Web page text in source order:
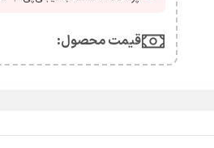
قیمت محصول:​